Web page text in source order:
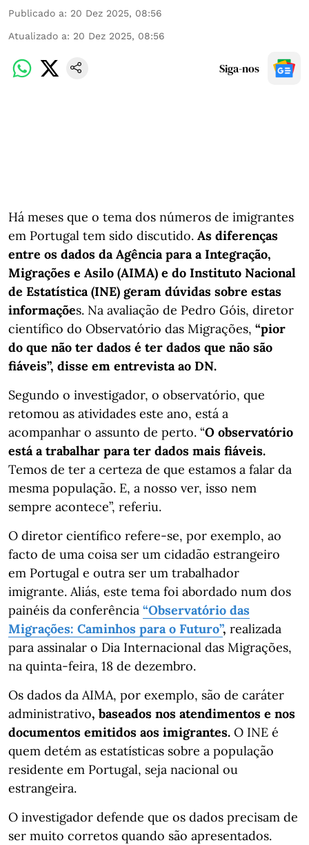
Publicado a: 20 Dez 2025, 08:56
Atualizado a: 20 Dez 2025, 08:56
Siga-nos
Há meses que o tema dos números de imigrantes
em Portugal tem sido discutido. As diferenças
entre os dados da Agência para a Integração,
Migrações e Asilo (AIMA) e do Instituto Nacional
de Estatística (INE) geram dúvidas sobre estas
informações. Na avaliação de Pedro Góis, diretor
científico do Observatório das Migrações, “pior
do que não ter dados é ter dados que não são
fiáveis”, disse em entrevista ao DN.
Segundo o investigador, o observatório, que
retomou as atividades este ano, está a
acompanhar o assunto de perto. “O observatório
está a trabalhar para ter dados mais fiáveis.
Temos de ter a certeza de que estamos a falar da
mesma população. E, a nosso ver, isso nem
sempre acontece”, referiu.
O diretor científico refere-se, por exemplo, ao
facto de uma coisa ser um cidadão estrangeiro
em Portugal e outra ser um trabalhador
imigrante. Aliás, este tema foi abordado num dos
painéis da conferência “Observatório das
Migrações: Caminhos para o Futuro”, realizada
para assinalar o Dia Internacional das Migrações,
na quinta-feira, 18 de dezembro.
Os dados da AIMA, por exemplo, são de caráter
administrativo, baseados nos atendimentos e nos
documentos emitidos aos imigrantes. O INE é
quem detém as estatísticas sobre a população
residente em Portugal, seja nacional ou
estrangeira.
O investigador defende que os dados precisam de
ser muito corretos quando são apresentados.